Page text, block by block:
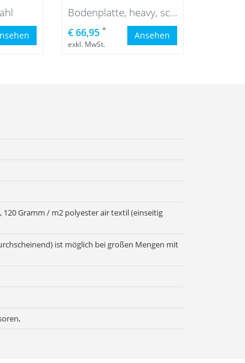
Bodenplatte, heavy, schwarz mit Wassersack grau
€ 66,95 *
exkl. MwSt.
Ansehen
Gramm / m2 polyester air textil (einseitig
ist möglich bei großen Mengen mit